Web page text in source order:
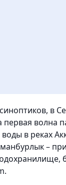
в
волна
в реках
–